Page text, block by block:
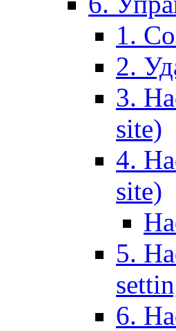
1.
2.
3.
site)
4.
site)
5.
6.